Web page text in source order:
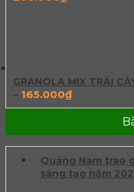
GRANOLA MIX TRÁI
– 165.000₫
Quảng Nam trao
sáng tạo năm